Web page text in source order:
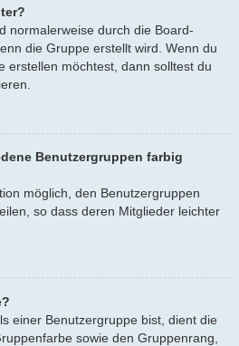
normalerweise durch die Board-
die Gruppe erstellt wird. Wenn du
erstellen möchtest, dann solltest du
Benutzergruppen farbig
möglich, den Benutzergruppen
so dass deren Mitglieder leichter
einer Benutzergruppe bist, dient die
sowie den Gruppenrang,